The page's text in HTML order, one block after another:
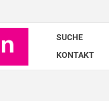
SUCHE
KONTAKT